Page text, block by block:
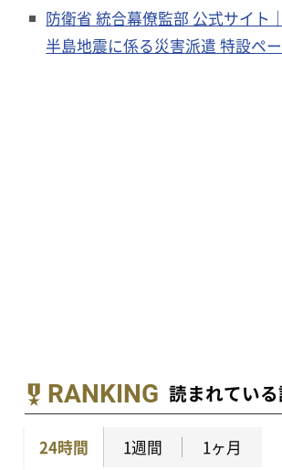
防衛省 統合幕僚監部 公式サイト
半島地震に係る災害派遣 特設ペ
RANKING 読まれてい
24時間 1週間 1ヶ月